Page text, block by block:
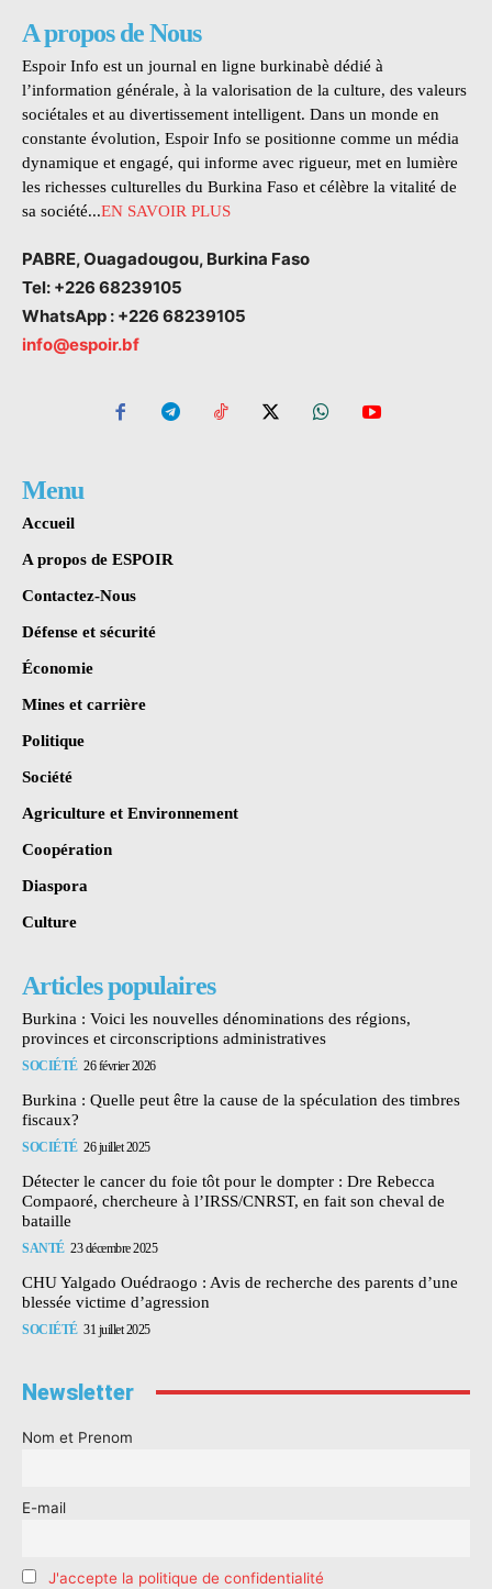
A propos de Nous
Espoir Info est un journal en ligne burkinabè dédié à
l’information générale, à la valorisation de la culture, des valeurs
sociétales et au divertissement intelligent. Dans un monde en
constante évolution, Espoir Info se positionne comme un média
dynamique et engagé, qui informe avec rigueur, met en lumière
les richesses culturelles du Burkina Faso et célèbre la vitalité de
sa société...EN SAVOIR PLUS
PABRE, Ouagadougou, Burkina Faso
Tel: +226 68239105
WhatsApp : +226 68239105
info@espoir.bf
Menu
Accueil
A propos de ESPOIR
Contactez-Nous
Défense et sécurité
Économie
Mines et carrière
Politique
Société
Agriculture et Environnement
Coopération
Diaspora
Culture
Articles populaires
Burkina : Voici les nouvelles dénominations des régions,
provinces et circonscriptions administratives
SOCIÉTÉ 26 février 2026
Burkina : Quelle peut être la cause de la spéculation des timbres
fiscaux?
SOCIÉTÉ 26 juillet 2025
Détecter le cancer du foie tôt pour le dompter : Dre Rebecca
Compaoré, chercheure à l’IRSS/CNRST, en fait son cheval de
bataille
SANTÉ 23 décembre 2025
CHU Yalgado Ouédraogo : Avis de recherche des parents d’une
blessée victime d’agression
SOCIÉTÉ 31 juillet 2025
Newsletter
Nom et Prenom
E-mail
J'accepte la politique de confidentialité